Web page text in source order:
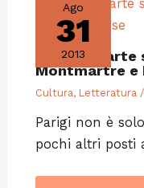
Ago
31
2013
Quando
Montmartre e
Cultura, Letteratura/
Parigi non è
pochi altri posti